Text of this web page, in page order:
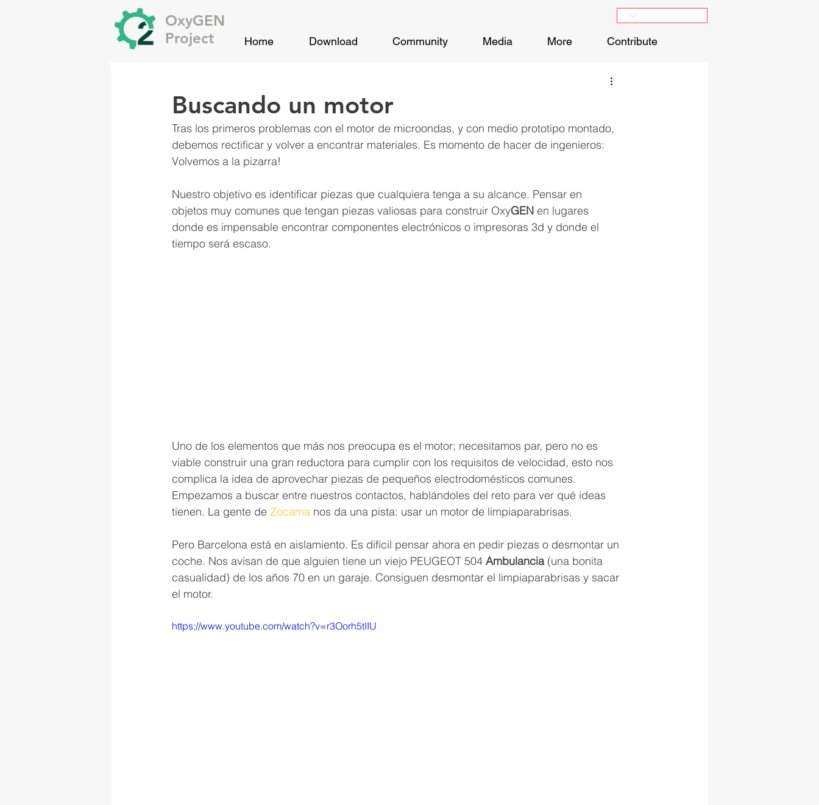
OxyGEN
Project
Home Download Community Media More Contribute
Buscando un motor
Tras los primeros problemas con el motor de microondas, y con medio prototipo montado,
debemos rectificar y volver a encontrar materiales. Es momento de hacer de ingenieros:
Volvemos a la pizarra!
Nuestro objetivo es identificar piezas que cualquiera tenga a su alcance. Pensar en
objetos muy comunes que tengan piezas valiosas para construir OxyGEN en lugares
donde es impensable encontrar componentes electrónicos o impresoras 3d y donde el
tiempo será escaso.
Uno de los elementos que más nos preocupa es el motor; necesitamos par, pero no es
viable construir una gran reductora para cumplir con los requisitos de velocidad, esto nos
complica la idea de aprovechar piezas de pequeños electrodomésticos comunes.
Empezamos a buscar entre nuestros contactos, hablándoles del reto para ver qué ideas
tienen. La gente de Zocama nos da una pista: usar un motor de limpiaparabrisas.
Pero Barcelona está en aislamiento. Es difícil pensar ahora en pedir piezas o desmontar un
coche. Nos avisan de que alguien tiene un viejo PEUGEOT 504 Ambulancia (una bonita
casualidad) de los años 70 en un garaje. Consiguen desmontar el limpiaparabrisas y sacar
el motor.
https://www.youtube.com/watch?v=r3Oorh5tIIU